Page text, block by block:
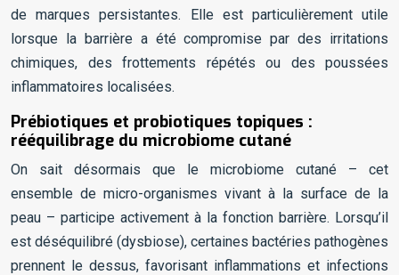
de marques persistantes. Elle est particulièrement utile
lorsque la barrière a été compromise par des irritations
chimiques, des frottements répétés ou des poussées
inflammatoires localisées.
Prébiotiques et probiotiques topiques :
rééquilibrage du microbiome cutané
On sait désormais que le microbiome cutané – cet
ensemble de micro-organismes vivant à la surface de la
peau – participe activement à la fonction barrière. Lorsqu’il
est déséquilibré (dysbiose), certaines bactéries pathogènes
prennent le dessus, favorisant inflammations et infections